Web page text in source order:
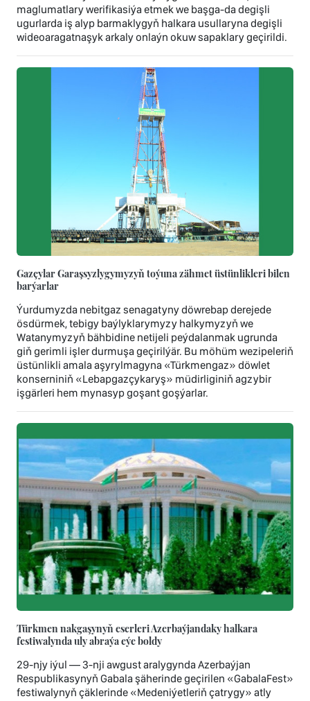
maglumatlary werifikasiýa etmek we başga-da degişli
ugurlarda iş alyp barmaklygyň halkara usullaryna degişli
wideoaragatnaşyk arkaly onlaýn okuw sapaklary geçirildi.
Gazçylar Garaşsyzlygymyzyň toýuna zähmet üstünlikleri bilen
barýarlar
Ýurdumyzda nebitgaz senagatyny döwrebap derejede
ösdürmek, tebigy baýlyklarymyzy halkymyzyň we
Watanymyzyň bähbidine netijeli peýdalanmak ugrunda
giň gerimli işler durmuşa geçirilýär. Bu möhüm wezipeleriň
üstünlikli amala aşyrylmagyna «Türkmengaz» döwlet
konserniniň «Lebapgazçykaryş» müdirliginiň agzybir
işgärleri hem mynasyp goşant goşýarlar.
Türkmen nakgaşynyň eserleri Azerbaýjandaky halkara
festiwalynda uly abraýa eýe boldy
29-njy iýul — 3-nji awgust aralygynda Azerbaýjan
Respublikasynyň Gabala şäherinde geçirilen «GabalaFest»
festiwalynyň çäklerinde «Medeniýetleriň çatrygy» atly